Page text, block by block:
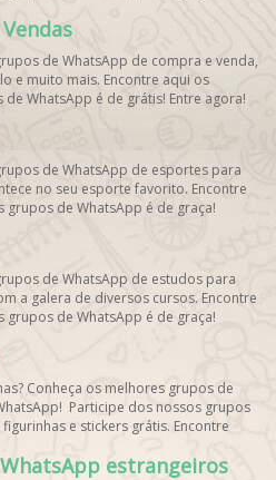
de WhatsApp de compra e venda,
e muito mais. Encontre aqui os
WhatsApp é de grátis! Entre agora!
de WhatsApp de esportes para
no seu esporte favorito. Encontre
grupos de WhatsApp é de graça!
de WhatsApp de estudos para
a galera de diversos cursos. Encontre
grupos de WhatsApp é de graça!
Conheça os melhores grupos de
Participe dos nossos grupos
e stickers grátis. Encontre
estrangeiros